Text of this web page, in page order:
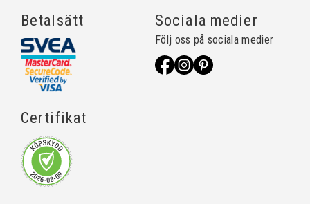
Betalsätt
Certifikat
Sociala medier
Följ oss på sociala medier